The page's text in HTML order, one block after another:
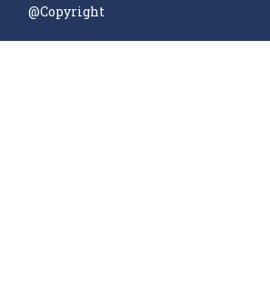
@Copyright